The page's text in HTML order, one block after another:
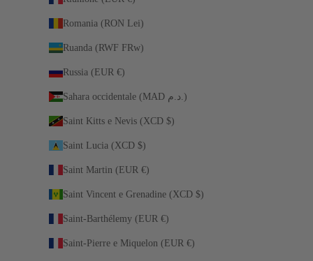
Romania (RON Lei)
Ruanda (RWF FRw)
Russia (EUR €)
Sahara occidentale (MAD د.م.)
Saint Kitts e Nevis (XCD $)
Saint Lucia (XCD $)
Saint Martin (EUR €)
Saint Vincent e Grenadine (XCD $)
Saint-Barthélemy (EUR €)
Saint-Pierre e Miquelon (EUR €)